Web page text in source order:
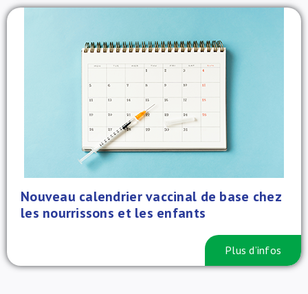
Nouveau calendrier vaccinal de base chez
les nourrissons et les enfants
Plus d’infos